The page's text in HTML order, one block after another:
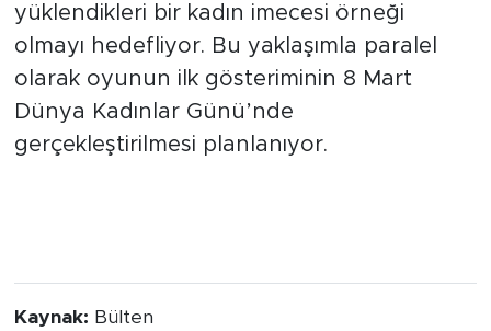
yüklendikleri bir kadın imecesi örneği
olmayı hedefliyor. Bu yaklaşımla paralel
olarak oyunun ilk gösteriminin 8 Mart
Dünya Kadınlar Günü’nde
gerçekleştirilmesi planlanıyor.
Kaynak: Bülten